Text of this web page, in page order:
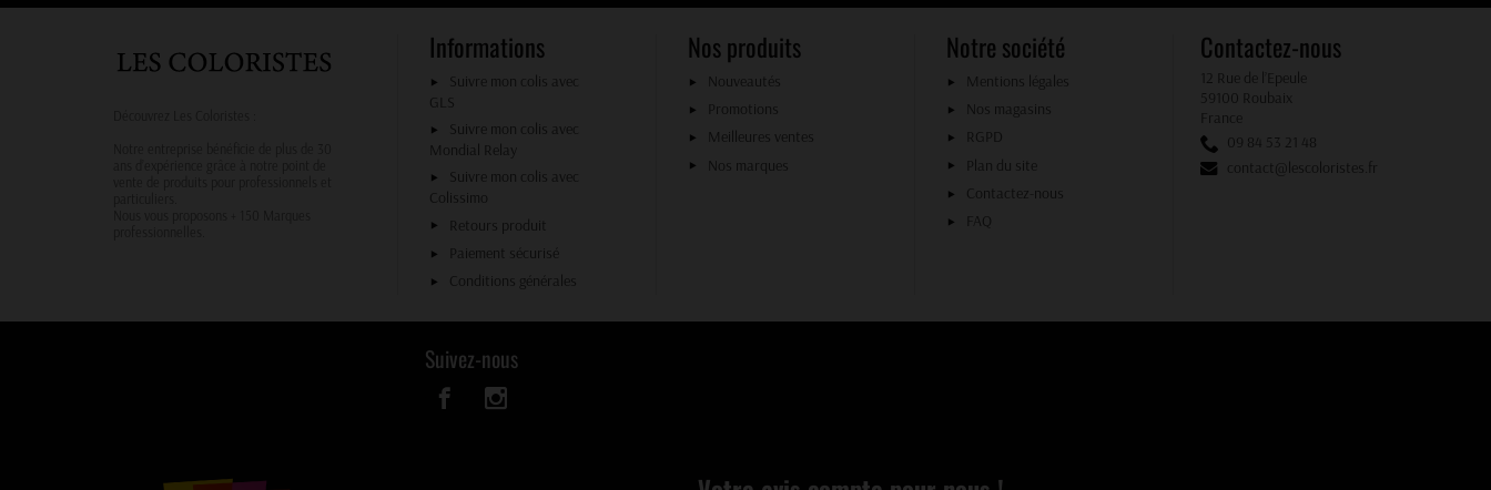
Informations
Suivre mon colis avec
GLS
Suivre mon colis avec
Mondial Relay
Suivre mon colis avec
Colissimo
Retours produit
Paiement sécurisé
Conditions générales
Nos produits
Nouveautés
Promotions
Meilleures ventes
Nos marques
Notre société
Mentions légales
Nos magasins
RGPD
Plan du site
Contactez-nous
FAQ
Contactez-nous
12 Rue de l’Epeule
59100 Roubaix
France
09 84 53 21 48
contact@lescoloristes.fr
Suivez-nous